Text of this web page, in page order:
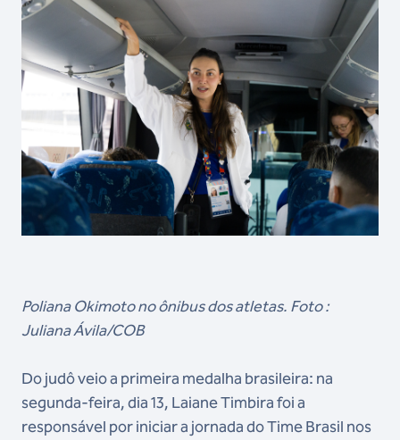
Poliana Okimoto no ônibus dos atletas. Foto :
Juliana Ávila/COB
Do judô veio a primeira medalha brasileira: na
segunda-feira, dia 13, Laiane Timbira foi a
responsável por iniciar a jornada do Time Brasil nos